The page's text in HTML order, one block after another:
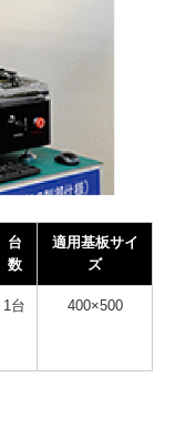
台
数
適用基板サイ
ズ
1台 400×500